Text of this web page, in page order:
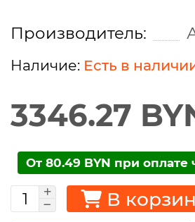
Производитель:
Есть в
3346.27
От 80.49 BYN при оплате
В